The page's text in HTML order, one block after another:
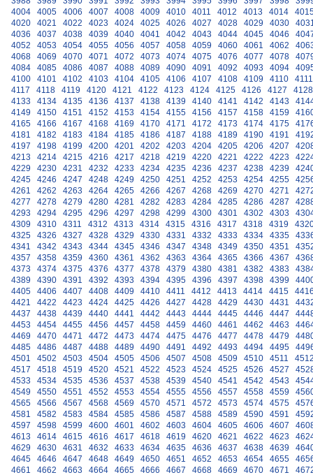
4004
4005 4006 4007 4008 4009 4010 4011 4012 4013 4014
4020
4021 4022 4023 4024 4025 4026 4027 4028 4029 4030
4036
4037 4038 4039 4040 4041 4042 4043 4044 4045 4046
4052
4053 4054 4055 4056 4057 4058 4059 4060 4061 4062
4068
4069 4070 4071 4072 4073 4074 4075 4076 4077 4078
4084
4085 4086 4087 4088 4089 4090 4091 4092 4093 4094
4100
4101 4102 4103 4104 4105 4106 4107 4108 4109 4110
4111
4117
4118 4119 4120 4121 4122 4123 4124 4125 4126 4127
4128
4133
4134 4135 4136 4137 4138 4139 4140 4141 4142 4143
4149
4150 4151 4152 4153 4154 4155 4156 4157 4158 4159
4165
4166 4167 4168 4169 4170 4171 4172 4173 4174 4175
4181
4182 4183 4184 4185 4186 4187 4188 4189 4190 4191
4197
4198 4199 4200 4201 4202 4203 4204 4205 4206 4207
4213
4214 4215 4216 4217 4218 4219 4220 4221 4222 4223
4229
4230 4231 4232 4233 4234 4235 4236 4237 4238 4239
4245
4246 4247 4248 4249 4250 4251 4252 4253 4254 4255
4261
4262 4263 4264 4265 4266 4267 4268 4269 4270 4271
4277
4278 4279 4280 4281 4282 4283 4284 4285 4286 4287
4293
4294 4295 4296 4297 4298 4299 4300 4301 4302 4303
4309
4310 4311 4312 4313 4314 4315 4316 4317 4318 4319
4325
4326 4327 4328 4329 4330 4331 4332 4333 4334 4335
4341
4342 4343 4344 4345 4346 4347 4348 4349 4350 4351
4357
4358 4359 4360 4361 4362 4363 4364 4365 4366 4367
4373
4374 4375 4376 4377 4378 4379 4380 4381 4382 4383
4389
4390 4391 4392 4393 4394 4395 4396 4397 4398 4399
4405
4406 4407 4408 4409 4410 4411 4412 4413 4414 4415
4421
4422 4423 4424 4425 4426 4427 4428 4429 4430 4431
4437
4438 4439 4440 4441 4442 4443 4444 4445 4446 4447
4453
4454 4455 4456 4457 4458 4459 4460 4461 4462 4463
4469
4470 4471 4472 4473 4474 4475 4476 4477 4478 4479
4485
4486 4487 4488 4489 4490 4491 4492 4493 4494 4495
4501
4502 4503 4504 4505 4506 4507 4508 4509 4510 4511
4517
4518 4519 4520 4521 4522 4523 4524 4525 4526 4527
4533
4534 4535 4536 4537 4538 4539 4540 4541 4542 4543
4549
4550 4551 4552 4553 4554 4555 4556 4557 4558 4559
4565
4566 4567 4568 4569 4570 4571 4572 4573 4574 4575
4581
4582 4583 4584 4585 4586 4587 4588 4589 4590 4591
4597
4598 4599 4600 4601 4602 4603 4604 4605 4606 4607
4613
4614 4615 4616 4617 4618 4619 4620 4621 4622 4623
4629
4630 4631 4632 4633 4634 4635 4636 4637 4638 4639
4645
4646 4647 4648 4649 4650 4651 4652 4653 4654 4655
4661
4662 4663 4664 4665 4666 4667 4668 4669 4670 4671